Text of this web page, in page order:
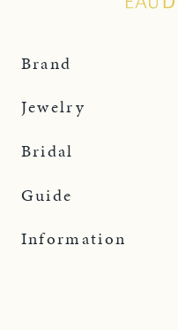
Brand
Jewelry
Bridal
Guide
Information